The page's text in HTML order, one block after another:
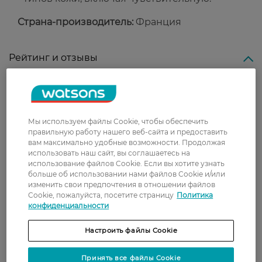
Страна-производитель: Франция
Рейтинг и отзывы
0
З 0 відгуків
0 відгуків
Доставка
Новая почта
В отделение Новой почты - 99 грн, бесплатно
Мы используем файлы Cookie, чтобы обеспечить
правильную работу нашего веб-сайта и предоставить
вам максимально удобные возможности. Продолжая
использовать наш сайт, вы соглашаетесь на
использование файлов Cookie. Если вы хотите узнать
больше об использовании нами файлов Cookie и/или
изменить свои предпочтения в отношении файлов
Cookie, пожалуйста, посетите страницу Политика
конфиденциальности
Настроить файлы Cookie
Принять все файлы Cookie